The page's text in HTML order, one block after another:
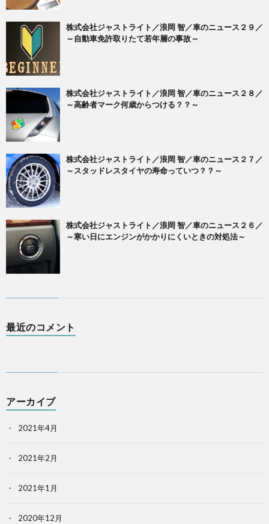
株式会社ジャストライト／浪岡 智／車のニュース２９／
～自動車免許取りたて若年層の事故～
株式会社ジャストライト／浪岡 智／車のニュース２８／
～高齢者マーク何歳からつける？？～
株式会社ジャストライト／浪岡 智／車のニュース２７／
～スタッドレスタイヤの寿命っていつ？？～
株式会社ジャストライト／浪岡 智／車のニュース２６／
～寒い日にエンジンがかかりにくいときの対処法～
最近のコメント
アーカイブ
2021年4月
2021年2月
2021年1月
2020年12月